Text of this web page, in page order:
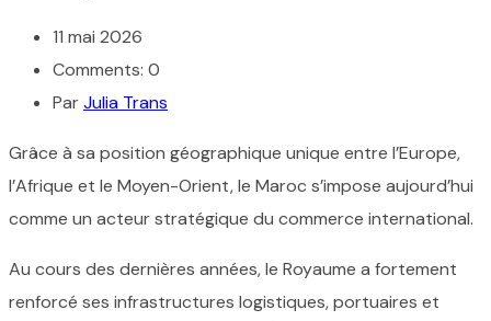
11 mai 2026
Comments: 0
ParJulia Trans
Grâce à sa position géographique unique entre l’Europe,
l’Afrique et le Moyen-Orient, le Maroc s’impose aujourd’hui
comme un acteur stratégique du commerce international.
Au cours des dernières années, le Royaume a fortement
renforcé ses infrastructures logistiques, portuaires et